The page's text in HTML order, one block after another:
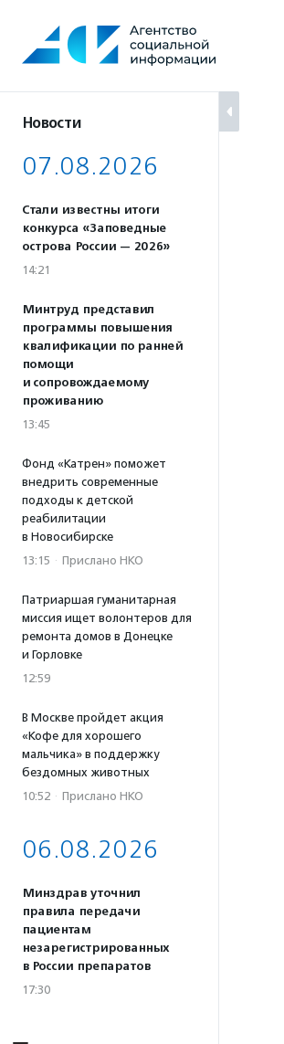
содержанию
Новости
07.08.2026
Стали известны итоги
конкурса «Заповедные
острова России — 2026»
14:21
Минтруд представил
программы повышения
квалификации по ранней
помощи
и сопровождаемому
проживанию
13:45
Фонд «Катрен» поможет
внедрить современные
подходы к детской
реабилитации
в Новосибирске
13:15 · Прислано НКО
Патриаршая гуманитарная
миссия ищет волонтеров для
ремонта домов в Донецке
и Горловке
12:59
В Москве пройдет акция
«Кофе для хорошего
мальчика» в поддержку
бездомных животных
10:52 · Прислано НКО
06.08.2026
Минздрав уточнил
правила передачи
пациентам
незарегистрированных
в России препаратов
17:30